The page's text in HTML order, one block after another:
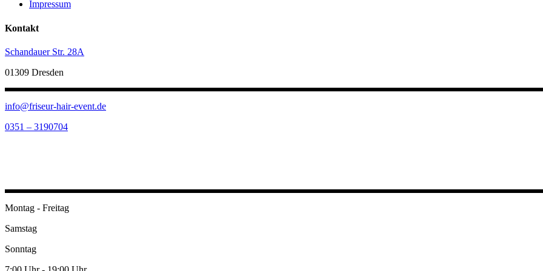
Impressum
Kontakt
Schandauer Str. 28A
01309 Dresden
info@friseur-hair-event.de
0351 – 3190704
Montag - Freitag
Samstag
Sonntag